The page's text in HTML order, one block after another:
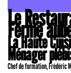
Le
Ferme
La Haute
Ménager
Chef de formation, Frédéric